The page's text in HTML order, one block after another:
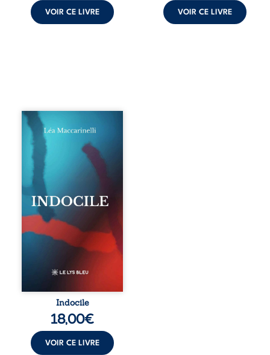
VOIR CE LIVRE VOIR CE LIVRE
Quatre parties.
Quatre refus.
Quatre visages
d’une existence en
friction. Entre les
silences qu’on ne
déchiffre pas, les
amours qu’on
dérange, les corps
qu’on administre
et les liens qu’on
sabote, cet
ouvrage parle à
vivent trop fort,
trop vrai, trop tôt.
traversée. Une
langue nue. Une
insurrection
calme. Une
déclaration
d’existence pour ...
Indocile
18,00€
VOIR CE LIVRE